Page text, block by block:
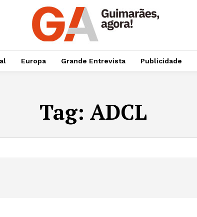
Europa Grande Entrevista Publicidade
Tag: ADCL